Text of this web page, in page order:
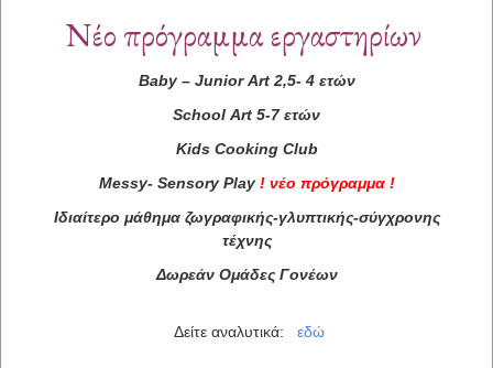
Νέο πρόγραμμα εργαστηρίων
Baby– Junior Art2,5- 4 ετών
School Art 5-7 ετών
Kids Cooking Club
Messy- Sensory Play ! νέο πρόγραμμα !
Ιδιαίτερο μάθημα ζωγραφικής-γλυπτικής-σύγχρονης
τέχνης
Δωρεάν Ομάδες Γονέων
Δείτε αναλυτικά: εδώ